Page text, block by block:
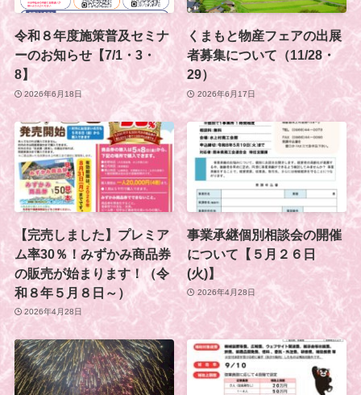
令和８年度施策普及セミナ
ーのお知らせ【7/1・3・
8】
2026年6月18日
くまもと物産フェアの出展
者募集について（11/28・
29）
2026年6月17日
【完売しました】プレミア
ム率30％！みずかみ商品券
の販売が始まります！（令
和８年５月８日～）
2026年4月28日
事業承継個別相談会の開催
について【５月２６日
(火)】
2026年4月28日